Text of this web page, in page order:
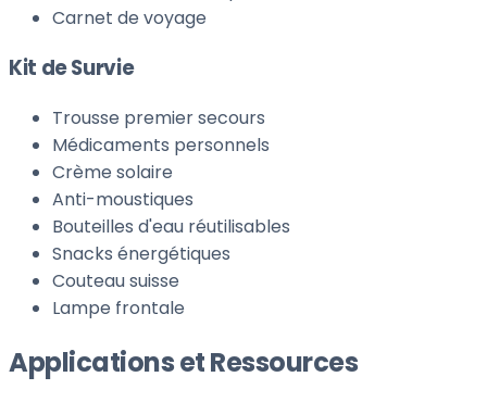
Carnet de voyage
Kit de Survie
Trousse premier secours
Médicaments personnels
Crème solaire
Anti-moustiques
Bouteilles d'eau réutilisables
Snacks énergétiques
Couteau suisse
Lampe frontale
Applications et Ressources